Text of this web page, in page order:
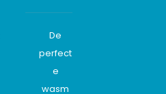
De
perfect
e
wasm